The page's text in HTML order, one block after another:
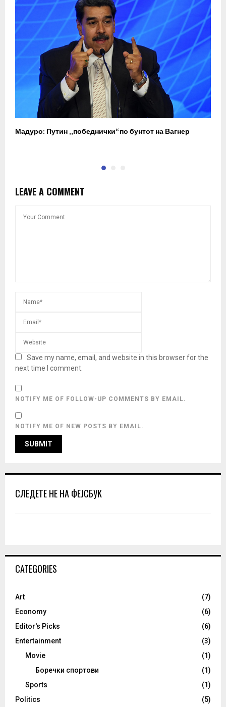
Мадуро: Путин „победнички“ по бунтот на Вагнер
LEAVE A COMMENT
Save my name, email, and website in this browser for the
next time I comment.
NOTIFY ME OF FOLLOW-UP COMMENTS BY EMAIL.
NOTIFY ME OF NEW POSTS BY EMAIL.
СЛЕДЕТЕ НЕ НА ФЕЈСБУК
CATEGORIES
Art
(7)
Economy
(6)
Editor's Picks
(6)
Entertainment
(3)
Movie
(1)
Боречки спортови
(1)
Sports
(1)
Politics
(5)